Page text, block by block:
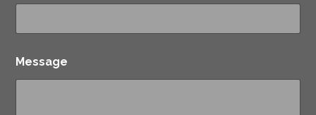
Message